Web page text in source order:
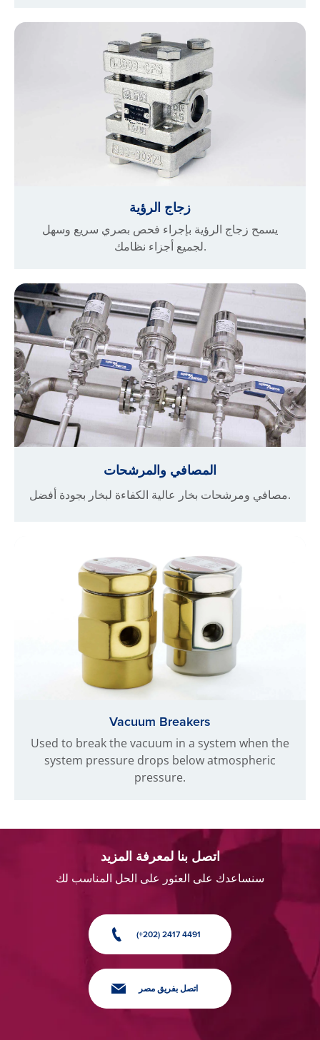
زجاج الرؤية
يسمح زجاج الرؤية بإجراء فحص بصري سريع وسهل
لجميع أجزاء نظامك.
المصافي والمرشحات
مصافي ومرشحات بخار عالية الكفاءة لبخار بجودة أفضل.
Vacuum Breakers
Used to break the vacuum in a system when the
system pressure drops below atmospheric
pressure.
اتصل بنا لمعرفة المزيد
سنساعدك على العثور على الحل المناسب لك
(+202) 2417 4491
اتصل بفريق مصر